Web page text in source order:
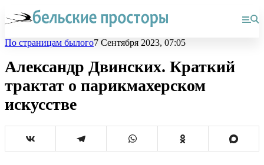
По страницам былого7 Сентября 2023, 07:05
Александр Двинских. Краткий
трактат о парикмахерском
искусстве